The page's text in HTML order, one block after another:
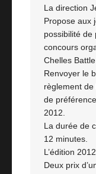
La direction
Propose aux
possibilité de
concours
Chelles Battle
Renvoyer le
règlement
de
2012.
La durée de
12 minutes.
L’édition
Deux prix